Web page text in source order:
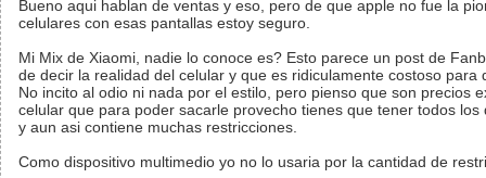
Bueno aqui hablan de ventas y eso, pero de que apple no fue la
celulares con esas pantallas estoy seguro.
Mi Mix de Xiaomi, nadie lo conoce es? Esto parece un post de
de decir la realidad del celular y que es ridiculamente costoso para
No incito al odio ni nada por el estilo, pero pienso que son precios
celular que para poder sacarle provecho tienes que tener todos los
y aun asi contiene muchas restricciones.
Como dispositivo multimedio yo no lo usaria por la cantidad de